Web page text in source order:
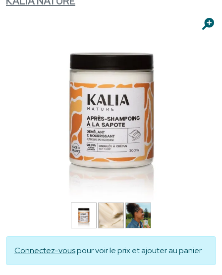
Connectez-vouspour voir le prix et ajouter au panier